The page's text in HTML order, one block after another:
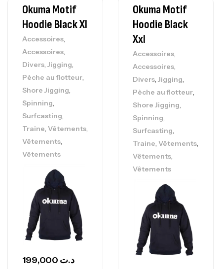
Okuma Motif
Hoodie Black Xl
Accessoires,
Accessoires,
Divers, Jigging,
Pèche au flotteur,
Shore Jigging,
Spinning,
Surfcasting,
Traine, Vêtements,
Vêtements,
Vêtements
د.ت
Okuma Motif
Hoodie Black
Xxl
Accessoires,
Accessoires,
Divers, Jigging,
Pèche au flotteur,
Shore Jigging,
Spinning,
Surfcasting,
Traine, Vêtements,
Vêtements,
Vêtements